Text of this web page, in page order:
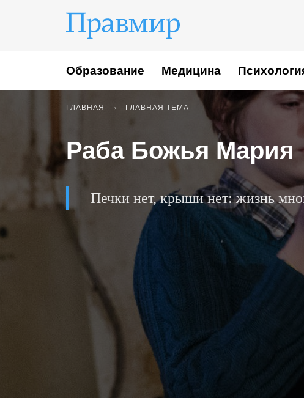
Образование Медицина
ГЛАВНАЯ ГЛАВНАЯ ТЕМА
Раба Божья Мария
Печки нет, крыши нет: жизнь